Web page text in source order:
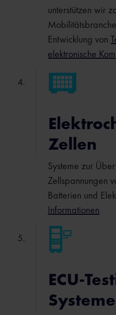
unterstützen wir
Entwicklung von
elektronische
Zellen
Systeme zur
Zellspannungen
Batterien und
Informationen
ECU-
Systeme